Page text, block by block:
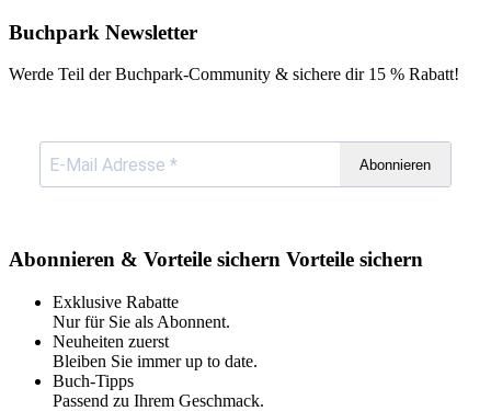
Buchpark Newsletter
Werde Teil der Buchpark-Community & sichere dir 15 % Rabatt!
Abonnieren
Abonnieren & Vorteile sichern Vorteile sichern
Exklusive Rabatte
Nur für Sie als Abonnent.
Neuheiten zuerst
Bleiben Sie immer up to date.
Buch-Tipps
Passend zu Ihrem Geschmack.